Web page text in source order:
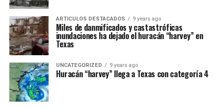
ARTICULOS DESTACADOS 9 years ago
Miles de danmificados y castastróficas
inundaciones ha dejado el huracán “harvey” en
Texas
UNCATEGORIZED 9 years ago
Huracán “harvey” llega a Texas con categoría 4